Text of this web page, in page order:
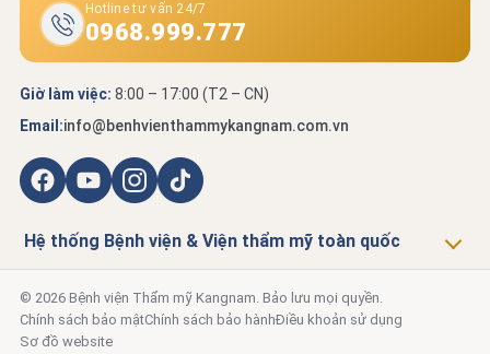
Hotline tư vấn 24/7
0968.999.777
Giờ làm việc: 8:00 – 17:00 (T2 – CN)
Email:info@benhvienthammykangnam.com.vn
Hệ thống Bệnh viện & Viện thẩm mỹ toàn quốc
© 2026 Bệnh viện Thẩm mỹ Kangnam. Bảo lưu mọi quyền.
Chính sách bảo mậtChính sách bảo hànhĐiều khoản sử dụng
Sơ đồ website